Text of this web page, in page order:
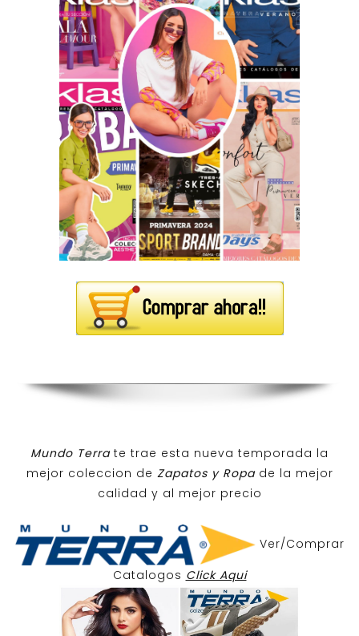
Mundo Terra te trae esta nueva temporada la
mejor coleccion de Zapatos y Ropa de la mejor
calidad y al mejor precio
Ver/Comprar
Catalogos Click Aqui